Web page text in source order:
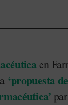
en
‘propuesta